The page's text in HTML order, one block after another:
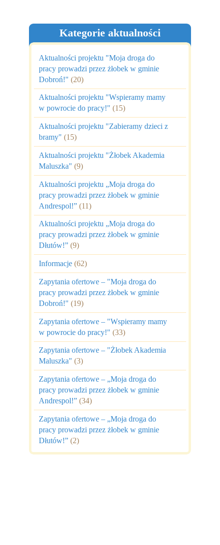
Kategorie aktualności
Aktualności projektu "Moja droga do
pracy prowadzi przez żłobek w gminie
Dobroń!" (20)
Aktualności projektu "Wspieramy mamy
w powrocie do pracy!" (15)
Aktualności projektu "Zabieramy dzieci z
bramy" (15)
Aktualności projektu "Żłobek Akademia
Maluszka" (9)
Aktualności projektu „Moja droga do
pracy prowadzi przez żłobek w gminie
Andrespol!” (11)
Aktualności projektu „Moja droga do
pracy prowadzi przez żłobek w gminie
Dłutów!” (9)
Informacje (62)
Zapytania ofertowe – "Moja droga do
pracy prowadzi przez żłobek w gminie
Dobroń!" (19)
Zapytania ofertowe – "Wspieramy mamy
w powrocie do pracy!" (33)
Zapytania ofertowe – "Żłobek Akademia
Maluszka" (3)
Zapytania ofertowe – „Moja droga do
pracy prowadzi przez żłobek w gminie
Andrespol!” (34)
Zapytania ofertowe – „Moja droga do
pracy prowadzi przez żłobek w gminie
Dłutów!” (2)